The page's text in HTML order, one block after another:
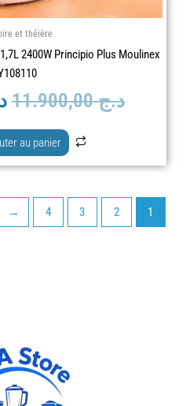
et théière
2400W Principio Plus Moulinex
د.ج11.900,00
au panier
1
2
3
4
←